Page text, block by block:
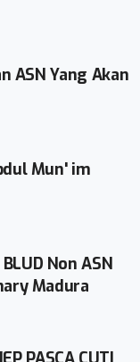
ASN Yang Akan
Mun' im
Non ASN
Madura